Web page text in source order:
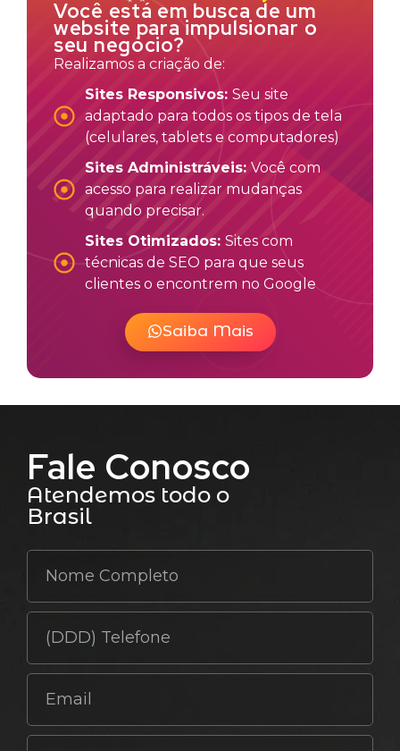
Você está em busca de um
website para impulsionar o
seu negócio?
Realizamos a criação de:
Sites Responsivos: Seu site
adaptado para todos os tipos de tela
(celulares, tablets e computadores)
Sites Administráveis: Você com
acesso para realizar mudanças
quando precisar.
Sites Otimizados: Sites com
técnicas de SEO para que seus
clientes o encontrem no Google
Saiba Mais
Fale Conosco
Atendemos todo o
Brasil